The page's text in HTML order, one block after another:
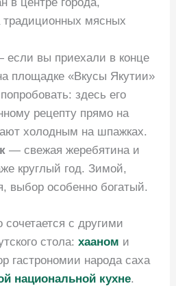
традиционных мясных
если вы приехали в конце
площадке «Вкусы Якутии»
здесь его
рецепту прямо на
холодным на шпажках.
— свежая жеребятина и
круглый год. Зимой,
выбор особенно богатый.
с другими
стола:хааном и
гастрономии народа саха
национальной кухне.